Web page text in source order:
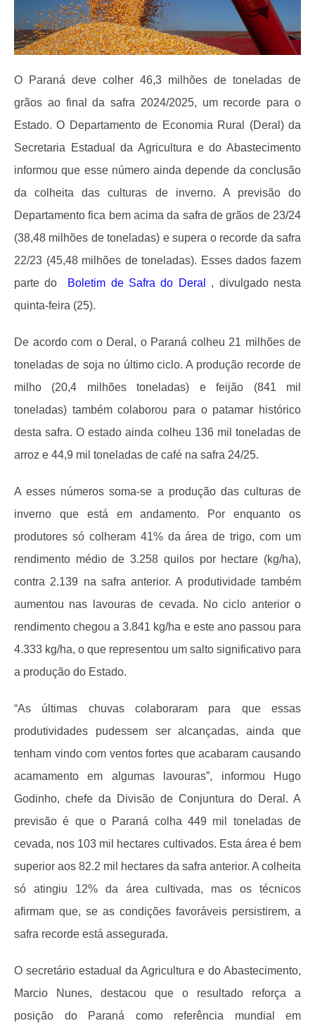
O Paraná deve colher 46,3 milhões de toneladas de
grãos ao final da safra 2024/2025, um recorde para o
Estado. O Departamento de Economia Rural (Deral) da
Secretaria Estadual da Agricultura e do Abastecimento
informou que esse número ainda depende da conclusão
da colheita das culturas de inverno. A previsão do
Departamento fica bem acima da safra de grãos de 23/24
(38,48 milhões de toneladas) e supera o recorde da safra
22/23 (45,48 milhões de toneladas). Esses dados fazem
parte do
Boletim de Safra do Deral
, divulgado nesta
quinta-feira (25).
De acordo com o Deral, o Paraná colheu 21 milhões de
toneladas de soja no último ciclo. A produção recorde de
milho (20,4 milhões toneladas) e feijão (841 mil
toneladas) também colaborou para o patamar histórico
desta safra. O estado ainda colheu 136 mil toneladas de
arroz e 44,9 mil toneladas de café na safra 24/25.
A esses números soma-se a produção das culturas de
inverno que está em andamento. Por enquanto os
produtores só colheram 41% da área de trigo, com um
rendimento médio de 3.258 quilos por hectare (kg/ha),
contra 2.139 na safra anterior. A produtividade também
aumentou nas lavouras de cevada. No ciclo anterior o
rendimento chegou a 3.841 kg/ha e este ano passou para
4.333 kg/ha, o que representou um salto significativo para
a produção do Estado.
“As últimas chuvas colaboraram para que essas
produtividades pudessem ser alcançadas, ainda que
tenham vindo com ventos fortes que acabaram causando
acamamento em algumas lavouras”, informou Hugo
Godinho, chefe da Divisão de Conjuntura do Deral. A
previsão é que o Paraná colha 449 mil toneladas de
cevada, nos 103 mil hectares cultivados. Esta área é bem
superior aos 82.2 mil hectares da safra anterior. A colheita
só atingiu 12% da área cultivada, mas os técnicos
afirmam que, se as condições favoráveis persistirem, a
safra recorde está assegurada.
O secretário estadual da Agricultura e do Abastecimento,
Marcio Nunes, destacou que o resultado reforça a
posição do Paraná como referência mundial em